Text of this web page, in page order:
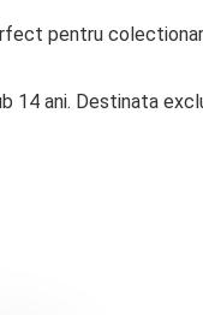
pentru
14 ani. Destinata